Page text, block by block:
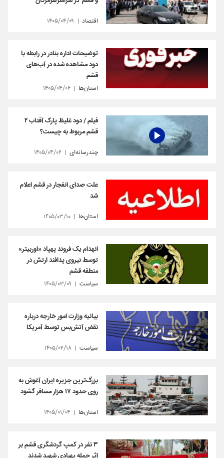
اقتصاد ۱۴۰۵/۰۴/۰۹
توضیحات اداره بنادر در رابطه با
دود مشاهده شده در آب‌های
قشم
استان‌ها ۱۴۰۵/۰۴/۰۶
فیلم / دود غلیظ پارک آفتاب ۲
قشم مربوط به چیست؟
چندرسانه‌ای ۱۴۰۵/۰۴/۰۶
علت صدای انفجار در قشم اعلام
شد
استان‌ها ۱۴۰۵/۰۳/۱۰
انهدام یک فروند پهپاد «اوربیتر»
توسط نیروی پدافند ارتش در
منطقه قشم
سیاست ۱۴۰۵/۰۳/۰۹
بیانیه وزارت امور خارجه درباره
نقض آتش‌بس توسط آمریکا
سیاست ۱۴۰۵/۰۲/۱۸
بزرگ‌ترین جزیره ایران آغوش به
روی حدود ۱۷ هزار مسافر گشود
استان‌ها ۱۴۰۵/۰۱/۰۴
۳ نفر در کمپ گردشگری قشم بر